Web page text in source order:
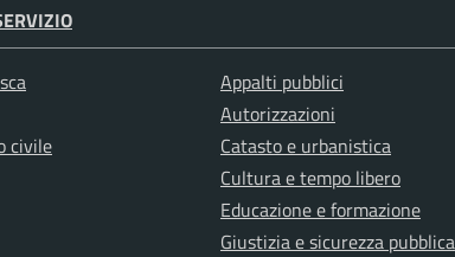
civile
Appalti pubblici
Autorizzazioni
Catasto e urbanistica
Cultura e tempo libero
Educazione e formazione
Giustizia e sicurezza pubblica